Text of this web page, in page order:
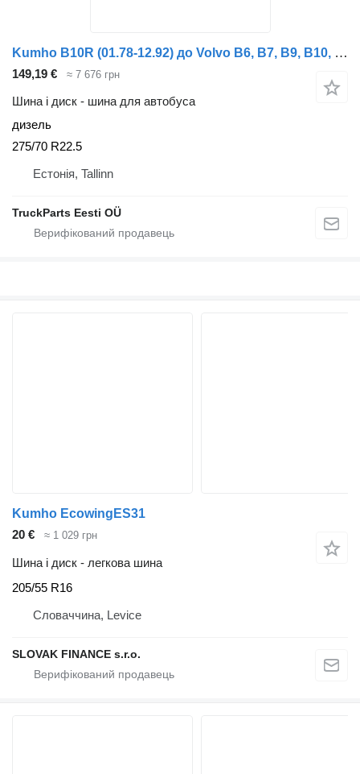
Kumho B10R (01.78-12.92) до Volvo B6, B7, B9, B10, B12 bus (1978-2011)
149,19 € ≈ 7 676 грн
Шина і диск - шина для автобуса
дизель
275/70 R22.5
Естонія, Tallinn
TruckParts Eesti OÜ
Kumho EcowingES31
20 €
≈ 1 029 грн
Шина і диск - легкова шина
205/55 R16
Словаччина, Levice
SLOVAK FINANCE s.r.o.